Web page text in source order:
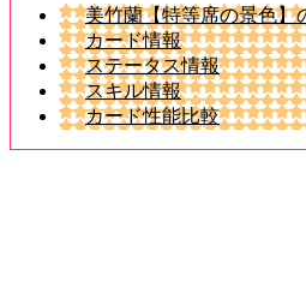
美竹蘭【特等席の景色】
カード情報
ステータス情報
スキル情報
カード性能比較